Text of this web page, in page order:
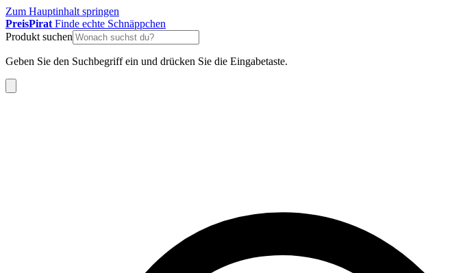
Zum Hauptinhalt springen
PreisPirat Finde echte Schnäppchen
Produkt suchen
Geben Sie den Suchbegriff ein und drücken Sie die Eingabetaste.